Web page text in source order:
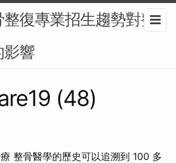
復專業招生趨勢對整
影響
(48)
整骨醫學的歷史可以追溯到 100 多